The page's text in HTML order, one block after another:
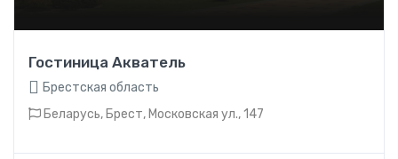
Гостиница Акватель
Брестская область
Беларусь, Брест, Московская ул., 147